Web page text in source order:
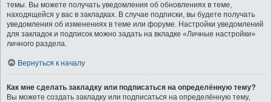
темы. Вы можете получать уведомления об обновлениях в теме,
находящейся у вас в закладках. В случае подписки, вы будете получать
уведомления об изменениях в теме или форуме. Настройки уведомлений
для закладок и подписок можно задать на вкладке «Личные настройки»
личного раздела.
Вернуться к началу
Как мне сделать закладку или подписаться на определённую тему?
Вы можете создать закладку или подписаться на определённую тему,